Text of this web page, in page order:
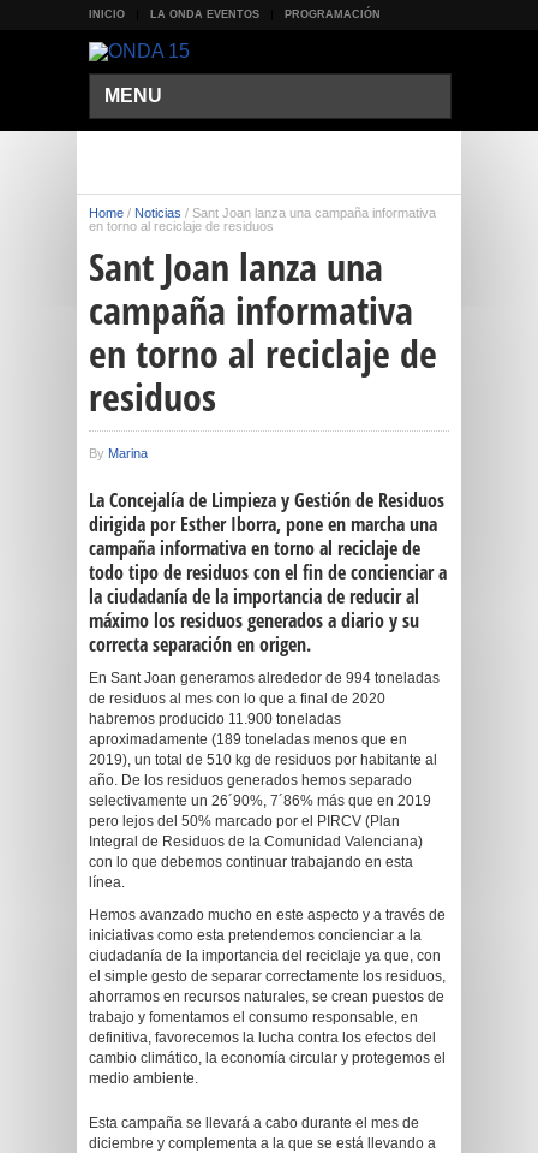
INICIO LA ONDA EVENTOS PROGRAMACIÓN
MENU
Home / Noticias / Sant Joan lanza una campaña informativa
en torno al reciclaje de residuos
Sant Joan lanza una
campaña informativa
en torno al reciclaje de
residuos
By Marina
La Concejalía de Limpieza y Gestión de Residuos
dirigida por Esther Iborra, pone en marcha una
campaña informativa en torno al reciclaje de
todo tipo de residuos con el fin de concienciar a
la ciudadanía de la importancia de reducir al
máximo los residuos generados a diario y su
correcta separación en origen.
En Sant Joan generamos alrededor de 994 toneladas
de residuos al mes con lo que a final de 2020
habremos producido 11.900 toneladas
aproximadamente (189 toneladas menos que en
2019), un total de 510 kg de residuos por habitante al
año. De los residuos generados hemos separado
selectivamente un 26´90%, 7´86% más que en 2019
pero lejos del 50% marcado por el PIRCV (Plan
Integral de Residuos de la Comunidad Valenciana)
con lo que debemos continuar trabajando en esta
línea.
Hemos avanzado mucho en este aspecto y a través de
iniciativas como esta pretendemos concienciar a la
ciudadanía de la importancia del reciclaje ya que, con
el simple gesto de separar correctamente los residuos,
ahorramos en recursos naturales, se crean puestos de
trabajo y fomentamos el consumo responsable, en
definitiva, favorecemos la lucha contra los efectos del
cambio climático, la economía circular y protegemos el
medio ambiente.
Esta campaña se llevará a cabo durante el mes de
diciembre y complementa a la que se está llevando a